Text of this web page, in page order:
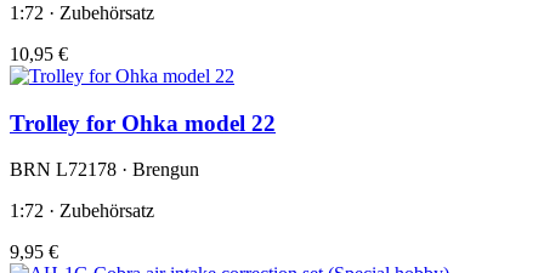
1:72 · Zubehörsatz
10,95 €
Trolley for Ohka model 22
BRN L72178 · Brengun
1:72 · Zubehörsatz
9,95 €